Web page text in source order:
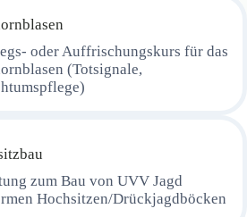
oder Auffrischungskurs für das
(Totsignale,
zum Bau von UVV Jagd
Hochsitzen/Drückjagdböcken